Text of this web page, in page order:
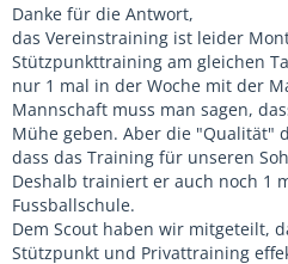
Danke für die Antwort,
das Vereinstraining ist leider
Stützpunkttraining am gleichen
nur 1 mal in der Woche mit der
Mannschaft muss man sagen,
Mühe geben. Aber die "Qualität"
dass das Training für unseren
Deshalb trainiert er auch noch 1
Fussballschule.
Dem Scout haben wir mitgeteilt,
Stützpunkt und Privattraining